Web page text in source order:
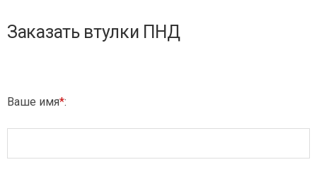
Заказать втулки ПНД
Ваше имя*: